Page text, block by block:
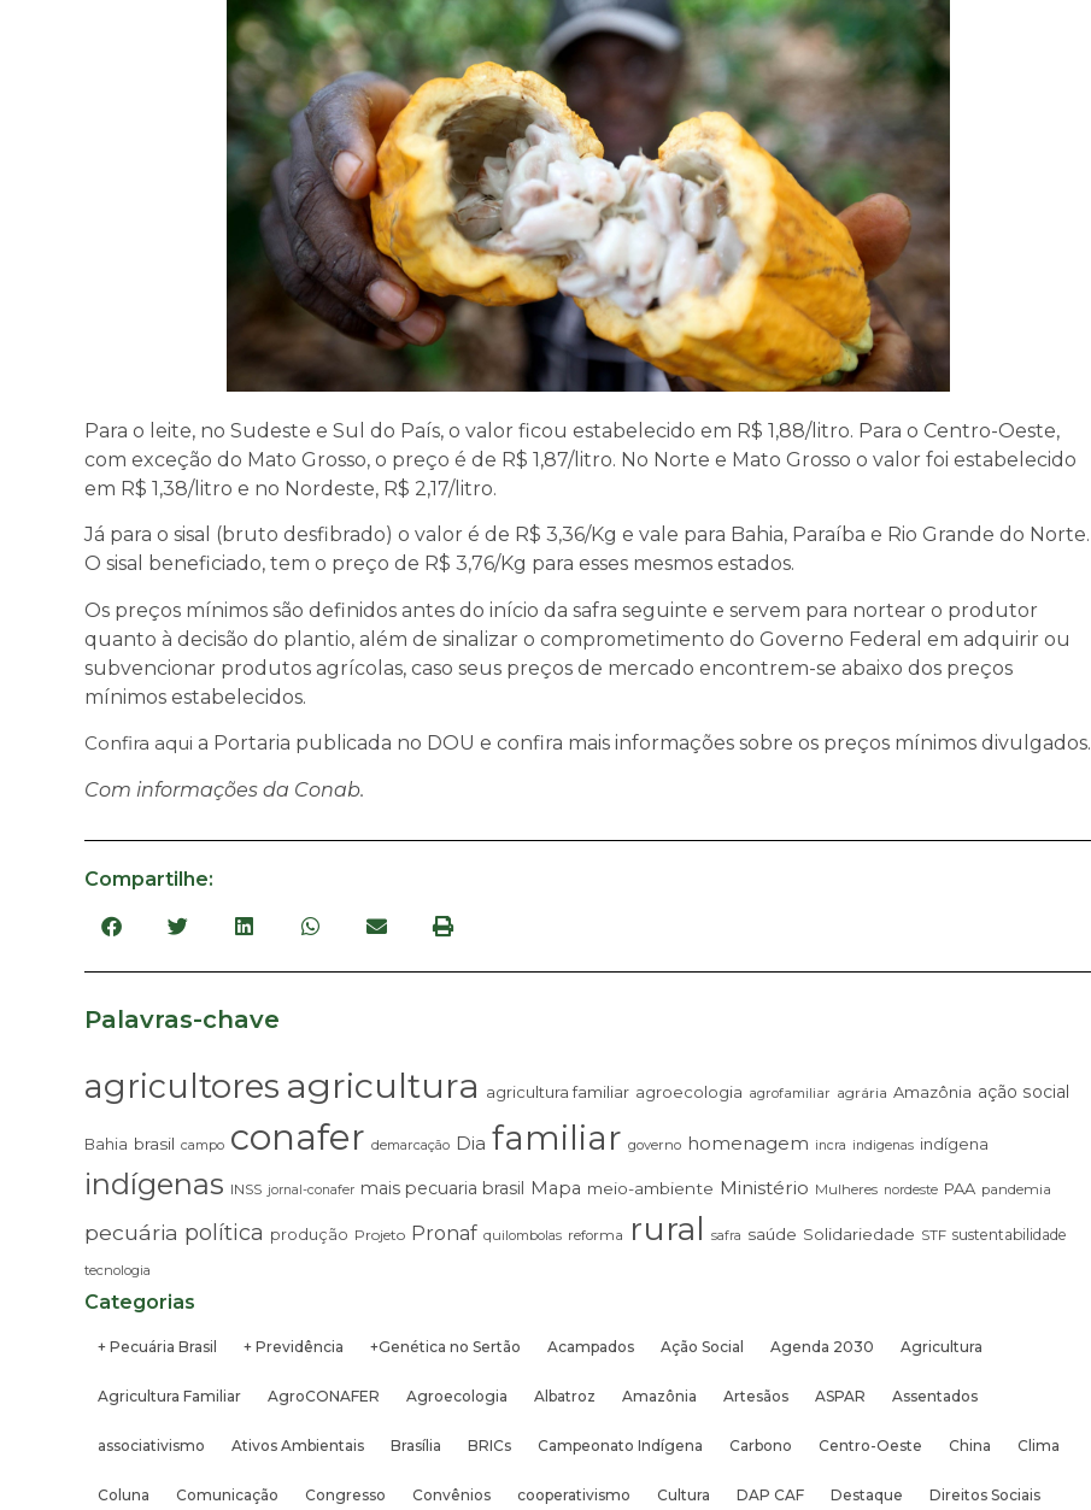
Para o leite, no Sudeste e Sul do País, o valor ficou estabelecido em R$ 1,88/litro. Para o Centro-Oeste,
com exceção do Mato Grosso, o preço é de R$ 1,87/litro. No Norte e Mato Grosso o valor foi estabelecido
em R$ 1,38/litro e no Nordeste, R$ 2,17/litro.
Já para o sisal (bruto desfibrado) o valor é de R$ 3,36/Kg e vale para Bahia, Paraíba e Rio Grande do Norte.
O sisal beneficiado, tem o preço de R$ 3,76/Kg para esses mesmos estados.
Os preços mínimos são definidos antes do início da safra seguinte e servem para nortear o produtor
quanto à decisão do plantio, além de sinalizar o comprometimento do Governo Federal em adquirir ou
subvencionar produtos agrícolas, caso seus preços de mercado encontrem-se abaixo dos preços
mínimos estabelecidos.
Confira aqui a Portaria publicada no DOU e confira mais informações sobre os preços mínimos divulgados.
Com informações da Conab.
Compartilhe:
Palavras-chave
agricultores agricultura agricultura familiar agroecologia agrofamiliar agrária Amazônia ação social
Bahia brasil campo conafer demarcação Dia familiar governo homenagem incra indigenas indígena
indígenas INSS jornal-conafer mais pecuaria brasil Mapa meio-ambiente Ministério Mulheres nordeste PAA pandemia
pecuária política produção Projeto Pronaf quilombolas reforma rural safra saúde Solidariedade STF sustentabilidade
tecnologia
Categorias
+ Pecuária Brasil + Previdência +Genética no Sertão Acampados Ação Social Agenda 2030 Agricultura
Agricultura Familiar AgroCONAFER Agroecologia Albatroz Amazônia Artesãos ASPAR Assentados
associativismo Ativos Ambientais Brasília BRICs Campeonato Indígena Carbono Centro-Oeste China Clima
Coluna Comunicação Congresso Convênios cooperativismo Cultura DAP CAF Destaque Direitos Sociais